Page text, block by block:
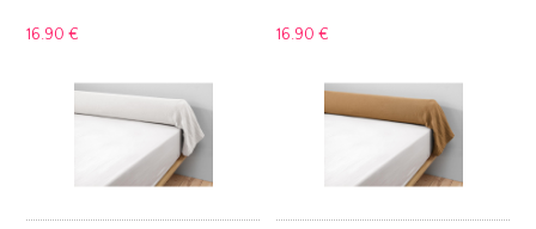
16.90 € 16.90 €